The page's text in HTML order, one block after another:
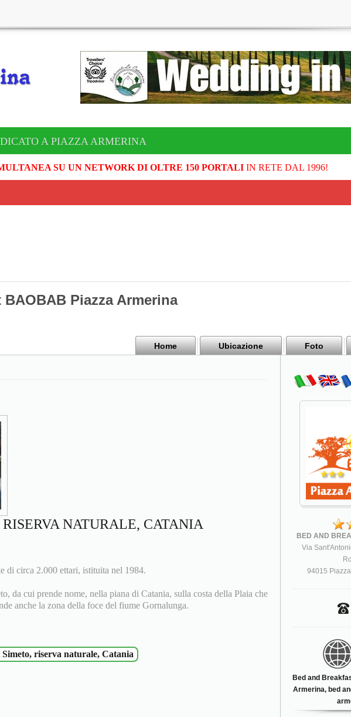
A PIAZZA ARMERINA
SU UN NETWORK DI OLTRE 150 PORTALIIN RETE DAL 1996!
Piazza Armerina
Home Ubicazione Foto
NATURALE, CATANIA
di circa 2.000 ettari, istituita nel 1984.
da cui prende nome, nella piana di Catania, sulla costa della Plaia che
anche la zona della foce del fiume Gornalunga.
Simeto, riserva naturale, Catania
BED AND
Via
94015
Bed and
Armerina, bed